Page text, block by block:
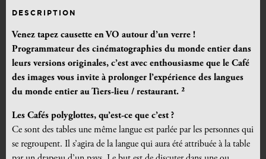
DESCRIPTION
Venez tapez causette en VO autour d’un verre !
Programmateur des cinématographies du monde entier dans
leurs versions originales, c’est avec enthousiasme que le Café
des images vous invite à prolonger l’expérience des langues
du monde entier au Tiers-lieu / restaurant. ²
Les Cafés polyglottes, qu’est-ce que c’est ?
Ce sont des tables une même langue est parlée par les personnes qui
se regroupent. Il s’agira de la langue qui aura été attribuée à la table